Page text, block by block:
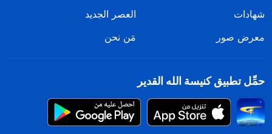
شهادات
العصر الجديد
معرض صور
مَن نحن
حمِّل تطبيق كنيسة الله القدير